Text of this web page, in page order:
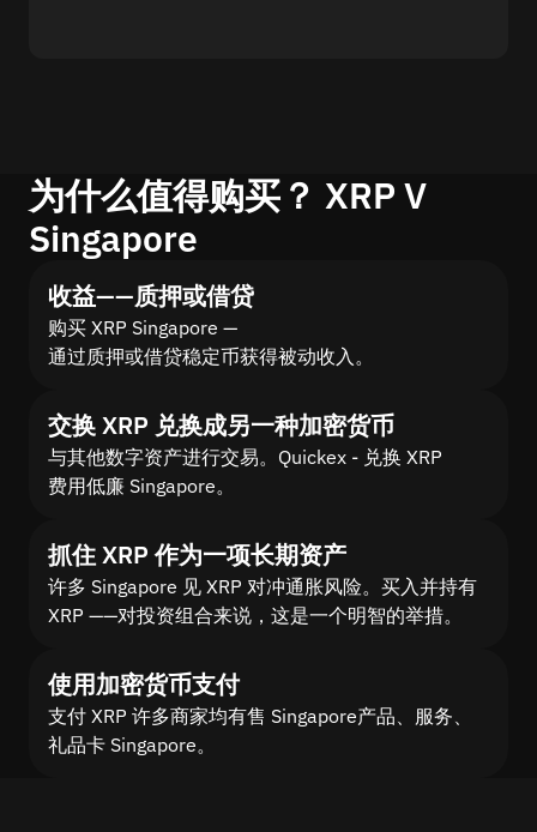
为什么值得购买？ XRP V
Singapore
收益——质押或借贷
购买 XRP Singapore —
通过质押或借贷稳定币获得被动收入。
交换 XRP 兑换成另一种加密货币
与其他数字资产进行交易。Quickex - 兑换 XRP
费用低廉 Singapore。
抓住 XRP 作为一项长期资产
许多 Singapore 见 XRP 对冲通胀风险。买入并持有
XRP ——对投资组合来说，这是一个明智的举措。
使用加密货币支付
支付 XRP 许多商家均有售 Singapore产品、服务、
礼品卡 Singapore。